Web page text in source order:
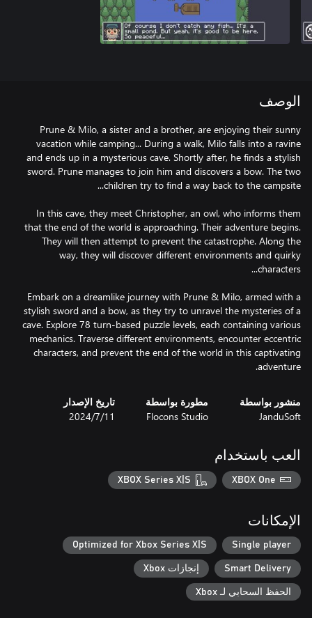
الوصف
Prune & Milo, a sister and a brother, are enjoying their sunny
vacation while camping... During a walk, Milo falls into a ravine
and ends up in a mysterious cave. Shortly after, he finds a stylish
sword. Prune manages to join him and discovers a bow. The two
In this cave, they meet Christopher, an owl, who informs them
that the end of the world is approaching. Their adventure begins.
They will then attempt to prevent the catastrophe. Along the
way, they will discover different environments and quirky
Embark on a dreamlike journey with Prune & Milo, armed with a
stylish sword and a bow, as they try to unravel the mysteries of a
cave. Explore 78 turn-based puzzle levels, each containing various
mechanics. Traverse different environments, encounter eccentric
characters, and prevent the end of the world in this captivating
adventure.
منشور بواسطة
JanduSoft
مطورة بواسطة
Flocons Studio
تاريخ الإصدار
11‏/7‏/2024
العب باستخدام
XBOX One
XBOX Series X|S
الإمكانات
Single player
Optimized for Xbox Series X|S
Smart Delivery إنجازات Xbox
الحفظ السحابي لـ Xbox